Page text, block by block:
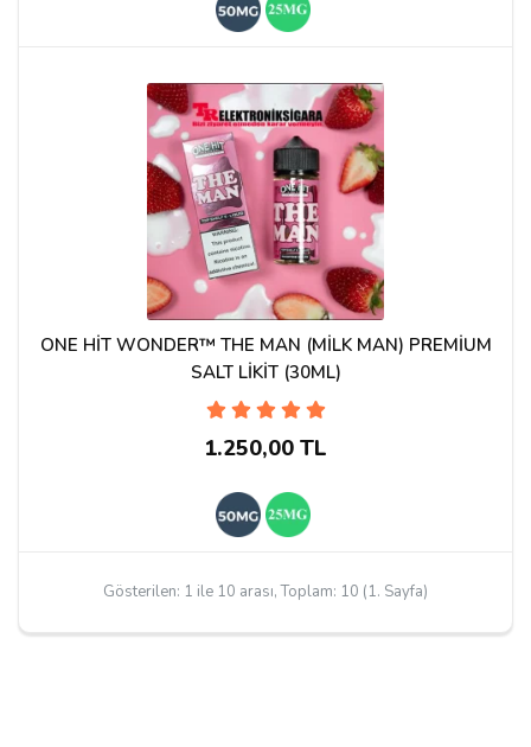
ONE HİT WONDER™ THE MAN (MİLK MAN) PREMİUM
SALT LİKİT (30ML)
1.250,00 TL
Gösterilen: 1 ile 10 arası, Toplam: 10 (1. Sayfa)